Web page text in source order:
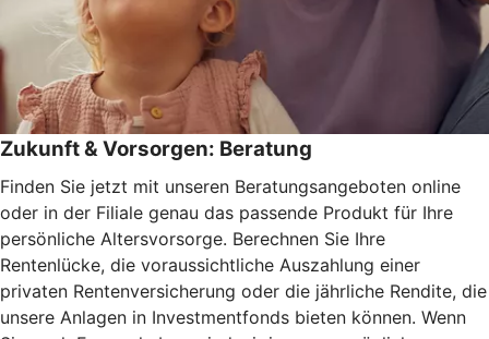
Zukunft & Vorsorgen: Beratung
Finden Sie jetzt mit unseren Beratungsangeboten online
oder in der Filiale genau das passende Produkt für Ihre
persönliche Altersvorsorge. Berechnen Sie Ihre
Rentenlücke, die voraussichtliche Auszahlung einer
privaten Rentenversicherung oder die jährliche Rendite, die
unsere Anlagen in Investmentfonds bieten können. Wenn